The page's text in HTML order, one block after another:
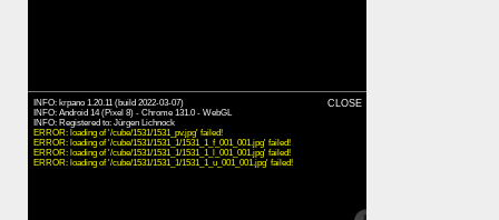
INFO: krpano 1.20.11 (build 2022-03-07)
INFO: Android 14 (Pixel 8) - Chrome 131.0 - WebGL
INFO: Registered to: Jürgen Lichnock
ERROR: loading of '/cube/1531/1531_pv.jpg' failed!
ERROR: loading of '/cube/1531/1531_1/1531_1_f_001_001.jpg' failed!
ERROR: loading of '/cube/1531/1531_1/1531_1_l_001_001.jpg' failed!
ERROR: loading of '/cube/1531/1531_1/1531_1_u_001_001.jpg' failed!
CLOSE